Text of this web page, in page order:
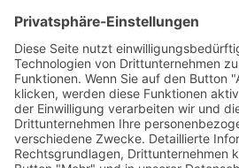
Betriebsferien
Wir befinden uns vom
19.12.2025 bis einschließlich 07.01.2026
in unseren Betriebsferien.
In dieser Zeit werden Anfragen